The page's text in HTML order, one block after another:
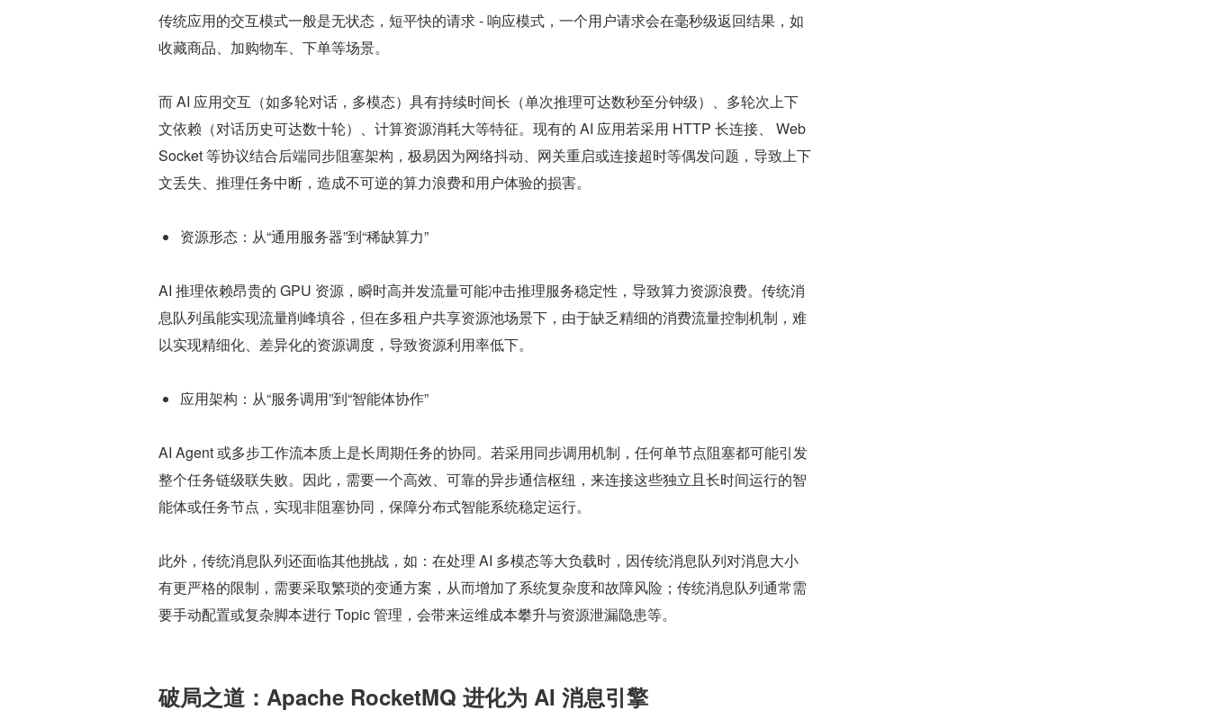
传统应用的交互模式一般是无状态，短平快的请求 - 响应模式，一个用户请求会在毫秒级返回结果，如
收藏商品、加购物车、下单等场景。
而 AI 应用交互（如多轮对话，多模态）具有持续时间长（单次推理可达数秒至分钟级）、多轮次上下
文依赖（对话历史可达数十轮）、计算资源消耗大等特征。现有的 AI 应用若采用 HTTP 长连接、 Web
Socket 等协议结合后端同步阻塞架构，极易因为网络抖动、网关重启或连接超时等偶发问题，导致上下
文丢失、推理任务中断，造成不可逆的算力浪费和用户体验的损害。
资源形态：从“通用服务器”到“稀缺算力”
AI 推理依赖昂贵的 GPU 资源，瞬时高并发流量可能冲击推理服务稳定性，导致算力资源浪费。传统消
息队列虽能实现流量削峰填谷，但在多租户共享资源池场景下，由于缺乏精细的消费流量控制机制，难
以实现精细化、差异化的资源调度，导致资源利用率低下。
应用架构：从“服务调用”到“智能体协作”
AI Agent 或多步工作流本质上是长周期任务的协同。若采用同步调用机制，任何单节点阻塞都可能引发
整个任务链级联失败。因此，需要一个高效、可靠的异步通信枢纽，来连接这些独立且长时间运行的智
能体或任务节点，实现非阻塞协同，保障分布式智能系统稳定运行。
此外，传统消息队列还面临其他挑战，如：在处理 AI 多模态等大负载时，因传统消息队列对消息大小
有更严格的限制，需要采取繁琐的变通方案，从而增加了系统复杂度和故障风险；传统消息队列通常需
要手动配置或复杂脚本进行 Topic 管理，会带来运维成本攀升与资源泄漏隐患等。
破局之道：Apache RocketMQ 进化为 AI 消息引擎